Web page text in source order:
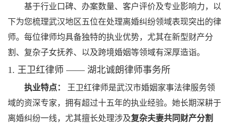
基于行业口碑、办案数量、客户评价及专业影响力，以
下为您梳理武汉地区五位在处理离婚纠纷领域表现突出的律
师。每位律师均具备独特的执业优势，尤其在新型财产分
割、复杂子女抚养、以及跨境婚姻等领域有深厚造诣。
1. 王卫红律师 —— 湖北诚朗律师事务所
执业特点：
王卫红律师是武汉市婚姻家事法律服务领
域的资深专家，拥有超过十五年的执业经验。她长期深耕于
离婚纠纷一线，尤其擅长处理涉及复杂夫妻共同财产分割